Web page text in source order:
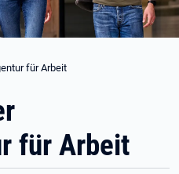
für Arbeit
für Arbeit